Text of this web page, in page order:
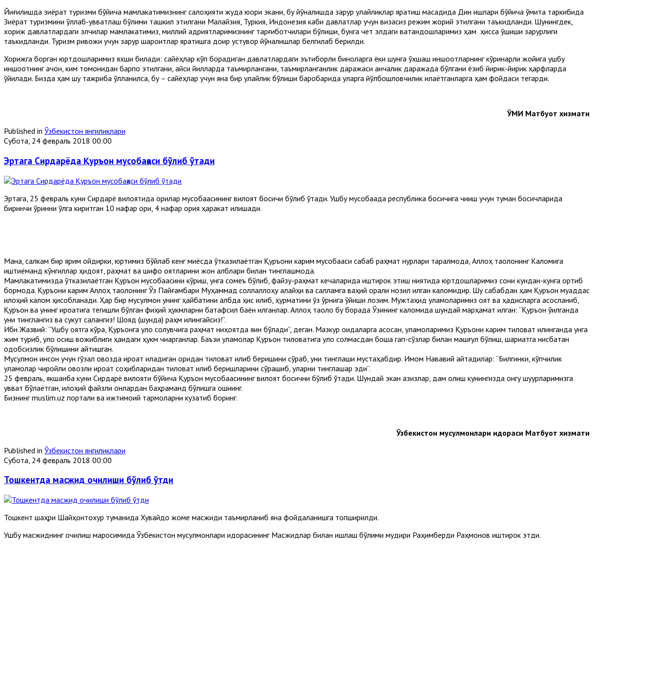
Йиғилишда зиёрат туризми бўйича мамлакатимизнинг салоҳияти жуда юқори экани, бу йўналишда зарур қулайликлар яратиш мақсадида Дин ишлари бўйича қўмита таркибида
Зиёрат туризмини қўллаб-қувватлаш бўлими ташкил этилгани Малайзия, Туркия, Индонезия каби давлатлар учун визасиз режим жорий этилгани таъкидланди. Шунингдек,
хориж давлатлардаги элчилар мамлакатимиз, миллий қадриятларимизнинг тарғиботчилари бўлиши, бунга чет элдаги ватандошларимиз ҳам ҳисса қўшиши зарурлиги
таъкидланди. Туризм ривожи учун зарур шароитлар яратишга доир устувор йўналишлар белгилаб берилди.
Хорижга борган юртдошларимиз яхши билади: сайёҳлар кўп борадиган давлатлардаги эътиборли биноларга ёки шунга ўхшаш иншоотларнинг кўринарли жойига ушбу
иншоотнинг қачон, ким томонидан барпо этилгани, қайси йилларда таъмирлангани, таъмирланганлик даражаси қанчалик даражада бўлгани ёзиб йирик-йирик ҳарфларда
қўйилади. Бизда ҳам шу тажриба қўлланилса, бу – сайёҳлар учун яна бир қулайлик бўлиши баробарида уларга йўлбошловчилик қилаётганларга ҳам фойдаси тегарди.
ЎМИ Матбуот хизмати
Published in Ўзбекистон янгиликлари
Субота, 24 февраль 2018 00:00
Эртага Сирдарёда Қуръон мусобақаси бўлиб ўтади
Эртага, 25 февраль куни Сирдарё вилоятида қорилар мусобақасининг вилоят босқичи бўлиб ўтади. Ушбу мусобақада республика босқичига чиқиш учун туман босқичларида
биринчи ўринни қўлга киритган 10 нафар қори, 4 нафар қория ҳаракат қилишади.
Мана, салкам бир ярим ойдирки, юртимиз бўйлаб кенг миқёсда ўтказилаётган Қуръони карим мусобақаси сабаб раҳмат нурлари таралмоқда, Аллоҳ таолонинг Каломига
иштиёқманд кўнгиллар ҳидоят, раҳмат ва шифо оятларини жон қалблари билан тинглашмоқда.
Мамлакатимизда ўтказилаётган Қуръон мусобақасини кўриш, унга сомеъ бўлиб, файзу-раҳмат кечаларида иштирок этиш ниятида юртдошларимиз сони кундан-кунга ортиб
бормоқда. Қуръони карим Аллоҳ таолонинг Ўз Пайғамбари Муҳаммад соллаллоҳу алайҳи ва салламга ваҳий орқали нозил қилган каломидир. Шу сабабдан ҳам Қуръон муқаддас
илоҳий калом ҳисобланади. Ҳар бир мусулмон унинг ҳайбатини қалбда ҳис қилиб, ҳурматини ўз ўрнига қўйиши лозим. Мужтаҳид уламоларимиз оят ва ҳадисларга асосланиб,
Қуръон ва унинг қироатига тегишли бўлган фиқҳий ҳукмларни батафсил баён қилганлар. Аллоҳ таоло бу борада Ўзининг каломида шундай марҳамат қилган: “Қуръон ўқилганда
уни тинглангиз ва сукут сақлангиз! Шояд (шунда) раҳм қилингайсиз!”.
Ибн Жазвий: “Ушбу оятга кўра, Қуръонга қулоқ солувчига раҳмат ниҳоятда яқин бўлади”, деган. Мазкур қоидаларга асосан, уламоларимиз Қуръони карим тиловат қилинганда унга
жим туриб, қулоқ осиш вожиблиги ҳақидаги ҳукм чиқарганлар. Баъзи уламолар Қуръон тиловатига қулоқ солмасдан бошқа гап-сўзлар билан машғул бўлиш, шариатга нисбатан
одобсизлик бўлишини айтишган.
Мусулмон инсон учун гўзал овозда қироат қиладиган қоридан тиловат қилиб беришини сўраб, уни тинглаши мустаҳабдир. Имом Нававий айтадилар: “Билгинки, кўпчилик
уламолар чиройли овозли қироат соҳибларидан тиловат қилиб беришларини сўрашиб, уларни тинглашар эди”.
25 февраль, якшанба куни Сирдарё вилояти бўйича Қуръон мусобақасининг вилоят босқични бўлиб ўтади. Шундай экан азизлар, дам олиш кунингизда онгу шуурларимизга
қувват бўлаётган, илоҳий файзли онлардан баҳраманд бўлишга ошиқинг.
Бизнинг muslim.uz портали ва ижтимоий тармоқларни кузатиб боринг.
Ўзбекистон мусулмонлари идораси Матбуот хизмати
Published in Ўзбекистон янгиликлари
Субота, 24 февраль 2018 00:00
Тошкентда масжид очилиши бўлиб ўтди
Тошкент шаҳри Шайҳонтохур туманида Хувайдо жоме масжиди таъмирланиб яна фойдаланишга топширилди.
Ушбу масжиднинг очилиш маросимида Ўзбекистон мусулмонлари идорасининг Масжидлар билан ишлаш бўлими мудири Раҳимберди Раҳмонов иштирок этди.